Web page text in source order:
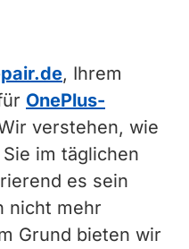
, Ihrem
OnePlus-
verstehen, wie
im täglichen
es sein
nicht mehr
Grund bieten wir